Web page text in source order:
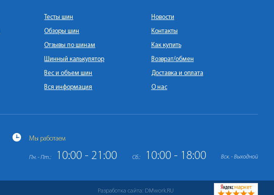
Тесты шин
Обзоры шин
Отзывы по шинам
Шинный калькулятор
Вес и объем шин
Вся информация
Новости
Контакты
Как купить
Возврат/обмен
Доставка и оплата
О нас
Мы работаем
Пн. - Пт.: 10:00 - 21:00 Сб.: 10:00 - 18:00 Вск. - Выходной
Разработка сайта: DMwork.RU